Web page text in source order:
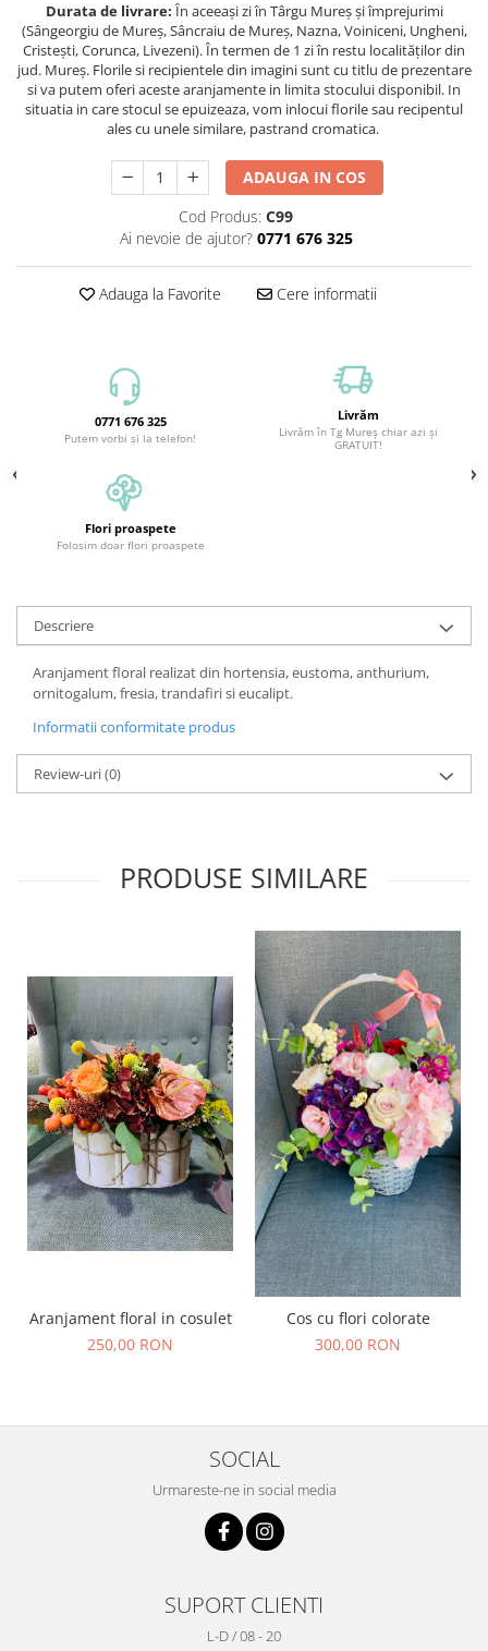
Durata de livrare: În aceeași zi în Târgu Mureș și împrejurimi
(Sângeorgiu de Mureș, Sâncraiu de Mureș, Nazna, Voiniceni, Ungheni,
Cristești, Corunca, Livezeni). În termen de 1 zi în restu localităților din
jud. Mureș. Florile si recipientele din imagini sunt cu titlu de prezentare
si va putem oferi aceste aranjamente in limita stocului disponibil. In
situatia in care stocul se epuizeaza, vom inlocui florile sau recipentul
ales cu unele similare, pastrand cromatica.
ADAUGA IN COS
Cod Produs: C99
Ai nevoie de ajutor? 0771 676 325
Adauga la Favorite Cere informatii
0771 676 325
Putem vorbi și la telefon!
Livrăm
Livrăm în Tg Mureș chiar azi și
GRATUIT!
Flori proaspete
Folosim doar flori proaspete
Descriere
Aranjament floral realizat din hortensia, eustoma, anthurium,
ornitogalum, fresia, trandafiri si eucalipt.
Informatii conformitate produs
Review-uri(0)
PRODUSE SIMILARE
Aranjament floral in cosulet
250,00 RON
Cos cu flori colorate
300,00 RON
SOCIAL
Urmareste-ne in social media
SUPORT CLIENTI
L-D / 08 - 20